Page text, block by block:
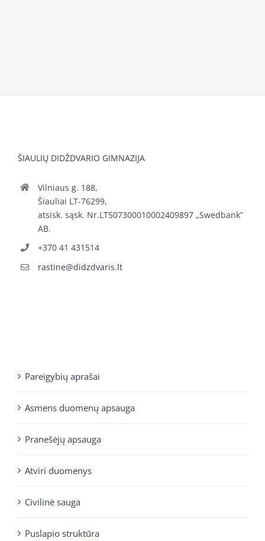
ŠIAULIŲ DIDŽDVARIO GIMNAZIJA
Vilniaus g. 188,
Šiauliai LT-76299,
atsisk. sąsk. Nr.LT507300010002409897 „Swedbank“
AB.
+370 41 431514
rastine@didzdvaris.lt
Pareigybių aprašai
Asmens duomenų apsauga
Pranešėjų apsauga
Atviri duomenys
Civilinė sauga
Puslapio struktūra